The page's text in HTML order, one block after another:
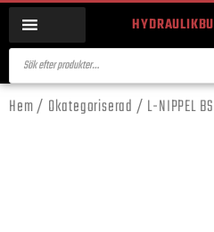
Hem/ Okategoriserad / L-NIPPEL